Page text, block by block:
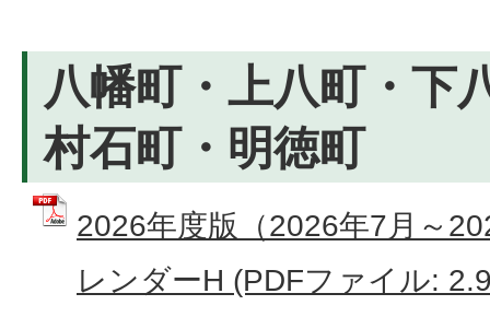
八幡町・上八町・下
村石町・明徳町
2026年度版（2026年7月～
レンダーH (PDFファイル: